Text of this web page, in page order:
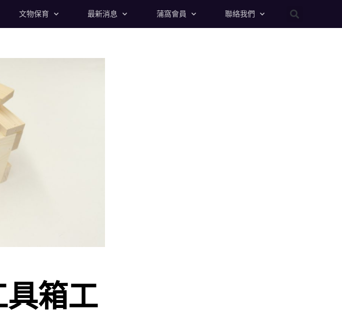
文物保育 最新消息 蒲窩會員 聯絡我們
箱工